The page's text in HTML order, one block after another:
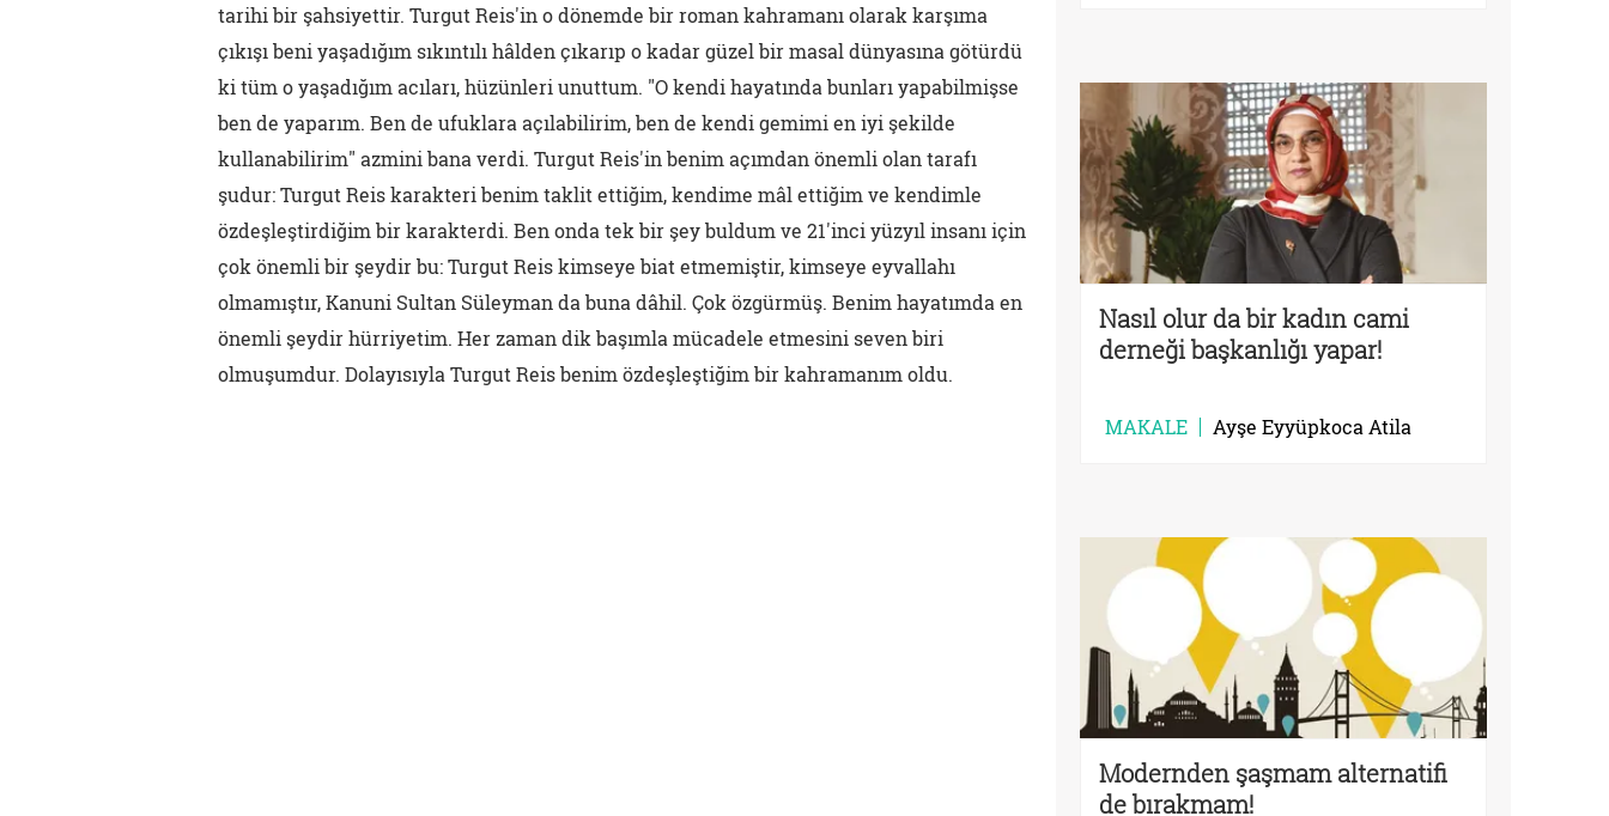
tarihi bir şahsiyettir. Turgut Reis'in o dönemde bir roman kahramanı olarak karşıma
çıkışı beni yaşadığım sıkıntılı hâlden çıkarıp o kadar güzel bir masal dünyasına götürdü
ki tüm o yaşadığım acıları, hüzünleri unuttum. "O kendi hayatında bunları yapabilmişse
ben de yaparım. Ben de ufuklara açılabilirim, ben de kendi gemimi en iyi şekilde
kullanabilirim" azmini bana verdi. Turgut Reis'in benim açımdan önemli olan tarafı
şudur: Turgut Reis karakteri benim taklit ettiğim, kendime mâl ettiğim ve kendimle
özdeşleştirdiğim bir karakterdi. Ben onda tek bir şey buldum ve 21'inci yüzyıl insanı için
çok önemli bir şeydir bu: Turgut Reis kimseye biat etmemiştir, kimseye eyvallahı
olmamıştır, Kanuni Sultan Süleyman da buna dâhil. Çok özgürmüş. Benim hayatımda en
önemli şeydir hürriyetim. Her zaman dik başımla mücadele etmesini seven biri
olmuşumdur. Dolayısıyla Turgut Reis benim özdeşleştiğim bir kahramanım oldu.
Nasıl olur da bir kadın cami
derneği başkanlığı yapar!
MAKALE Ayşe Eyyüpkoca Atila
Modernden şaşmam alternatifi
de bırakmam!